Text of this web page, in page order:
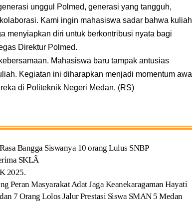
unggul Polmed, generasi yang tangguh,
Kami ingin mahasiswa sadar bahwa kuliah
menyiapkan diri untuk berkontribusi nyata bagi
Direktur Polmed.
Mahasiswa baru tampak antusias
Kegiatan ini diharapkan menjadi momentum awal
di Politeknik Negeri Medan. (RS)
Bangga Siswanya 10 orang Lulus SNBP
SKLÂ
2025.
Peran Masyarakat Adat Jaga Keanekaragaman Hayati
7 Orang Lolos Jalur Prestasi Siswa SMAN 5 Medan